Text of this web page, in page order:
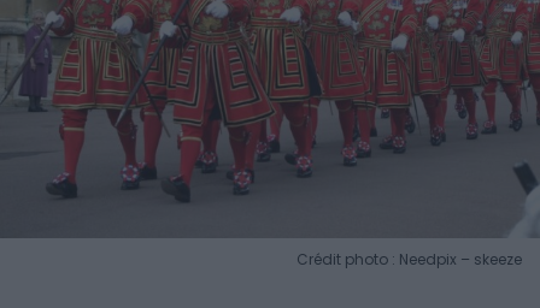
Crédit photo : Needpix – skeeze